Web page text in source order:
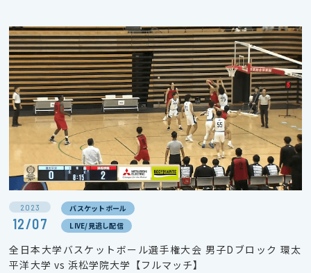
2023
12/07
バスケットボール
LIVE/見逃し配信
全日本大学バスケットボール選手権大会 男子Dブロック 環太
平洋大学 vs 浜松学院大学【フルマッチ】